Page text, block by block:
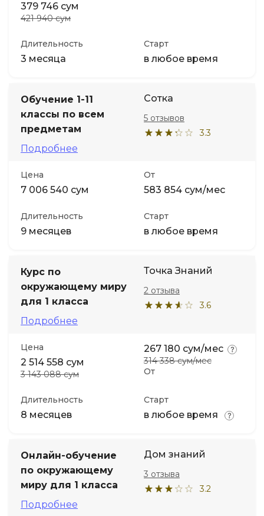
379 746 сум
421 940 сум
Длительность
3 месяца
Старт
в любое время
Обучение 1-11
классы по всем
предметам
Подробнее
Сотка
3.3
5 отзывов
Цена
7 006 540 сум
От
583 854 сум/мес
Длительность
9 месяцев
Старт
в любое время
Курс по
окружающему миру
для 1 класса
Подробнее
Точка Знаний
3.6
2 отзыва
Цена
2 514 558 сум
3 143 088 сум От
267 180 сум/мес
314 338 сум/мес
Длительность
8 месяцев
Старт
в любое время
Онлайн-обучение
по окружающему
миру для 1 класса
Подробнее
Дом знаний
3.2
3 отзыва
ДПО